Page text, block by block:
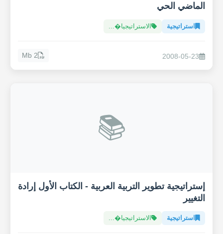
الماضي الحي
استراتيجية الاستراتيجيا�...
2008-05-23
2 Mb
📚
إستراتيجية تطوير التربية العربية - الكتاب الأول إرادة
التغيير
استراتيجية الاستراتيجيا�...